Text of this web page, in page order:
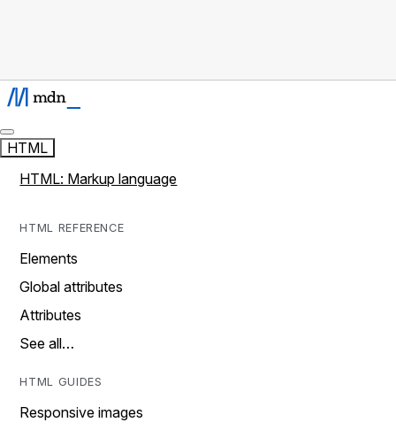
HTML
HTML: Markup language
HTML REFERENCE
Elements
Global attributes
Attributes
See all…
HTML GUIDES
Responsive images